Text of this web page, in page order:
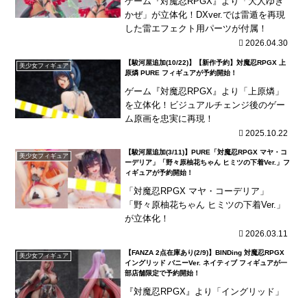
かぜ」が立体化！DXver.では雷遁を再現
した雷エフェクト用パーツが付属！
2026.04.30
美少女フィギュア
【駿河屋追加(10/22)】【新作予約】対魔忍RPGX 上
原燐 PURE フィギュアが予約開始！
ゲーム『対魔忍RPGX』より「上原燐」
を立体化！ビジュアルチェンジ後のゲー
ム原画を忠実に再現！
2025.10.22
美少女フィギュア
【駿河屋追加(3/11)】PURE「対魔忍RPGX マヤ・コ
ーデリア」「野々原柚花ちゃん ヒミツの下着Ver.」フ
ィギュアが予約開始！
「対魔忍RPGX マヤ・コーデリア」
「野々原柚花ちゃん ヒミツの下着Ver.」
が立体化！
2026.03.11
美少女フィギュア
【FANZA 2点在庫あり(2/9)】BINDing 対魔忍RPGX
イングリッド バニーVer. ネイティブ フィギュアが一
部店舗限定で予約開始！
『対魔忍RPGX』より「イングリッド」